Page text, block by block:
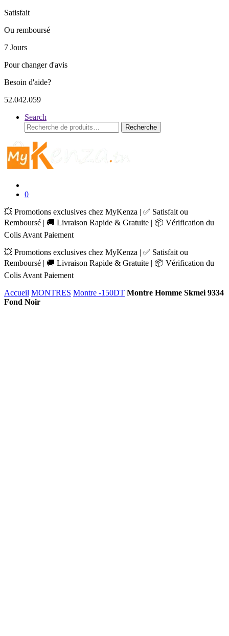
Satisfait
Ou remboursé
7 Jours
Pour changer d'avis
Besoin d'aide?
52.042.059
Search
Recherche
pour :
Recherche
0
💥 Promotions exclusives chez MyKenza | ✅ Satisfait ou
Remboursé | 🚚 Livraison Rapide & Gratuite | 📦 Vérification du
Colis Avant Paiement
💥 Promotions exclusives chez MyKenza | ✅ Satisfait ou
Remboursé | 🚚 Livraison Rapide & Gratuite | 📦 Vérification du
Colis Avant Paiement
Accueil MONTRES Montre -150DT Montre Homme Skmei 9334
Fond Noir